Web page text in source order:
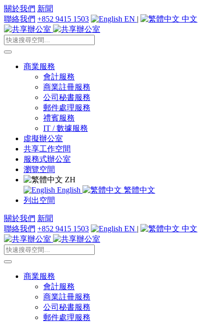
關於我們 新聞
聯絡我們 +852 9415 1503 EN | 中文
商業服務
會計服務
商業註冊服務
公司秘書服務
郵件處理服務
禮賓服務
IT / 數據服務
虛擬辦公室
共享工作空間
服務式辦公室
瀏覽空間
ZH
English
繁體中文
列出空間
關於我們 新聞
聯絡我們 +852 9415 1503 EN | 中文
商業服務
會計服務
商業註冊服務
公司秘書服務
郵件處理服務